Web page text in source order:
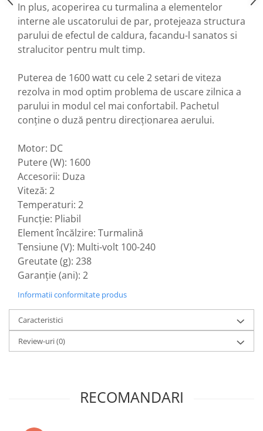
In plus, acoperirea cu turmalina a elementelor
interne ale uscatorului de par, protejeaza structura
parului de efectul de caldura, facandu-l sanatos si
stralucitor pentru mult timp.
Puterea de 1600 watt cu cele 2 setari de viteza
rezolva in mod optim problema de uscare zilnica a
parului in modul cel mai confortabil. Pachetul
conține o duză pentru direcționarea aerului.
Motor: DC
Putere (W): 1600
Accesorii: Duza
Viteză: 2
Temperaturi: 2
Funcție: Pliabil
Element încălzire: Turmalină
Tensiune (V): Multi-volt 100-240
Greutate (g): 238
Garanție (ani): 2
Informatii conformitate produs
Caracteristici
Review-uri(0)
RECOMANDARI